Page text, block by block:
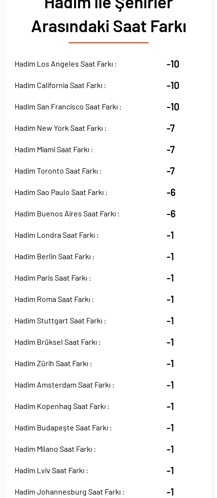
Arasındaki Saat Farkı
Hadim Los Angeles Saat Farkı : -10
Hadim California Saat Farkı : -10
Hadim San Francisco Saat Farkı : -10
Hadim New York Saat Farkı : -7
Hadim Miami Saat Farkı : -7
Hadim Toronto Saat Farkı : -7
Hadim Sao Paulo Saat Farkı : -6
Hadim Buenos Aires Saat Farkı : -6
Hadim Londra Saat Farkı : -1
Hadim Berlin Saat Farkı : -1
Hadim Paris Saat Farkı : -1
Hadim Roma Saat Farkı : -1
Hadim Stuttgart Saat Farkı : -1
Hadim Brüksel Saat Farkı : -1
Hadim Zürih Saat Farkı : -1
Hadim Amsterdam Saat Farkı : -1
Hadim Kopenhag Saat Farkı : -1
Hadim Budapeşte Saat Farkı : -1
Hadim Milano Saat Farkı : -1
Hadim Lviv Saat Farkı : -1
Hadim Johannesburg Saat Farkı : -1